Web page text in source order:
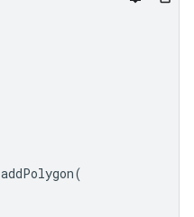
addPolygon(